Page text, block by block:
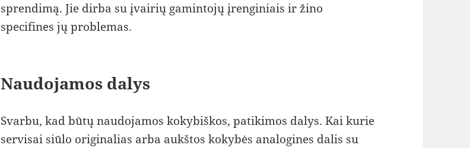
sprendimą. Jie dirba su įvairių gamintojų įrenginiais ir žino
specifines jų problemas.
Naudojamos dalys
Svarbu, kad būtų naudojamos kokybiškos, patikimos dalys. Kai kurie
servisai siūlo originalias arba aukštos kokybės analogines dalis su